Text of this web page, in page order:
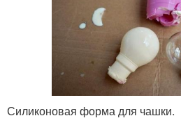
Силиконовая форма для чашки.